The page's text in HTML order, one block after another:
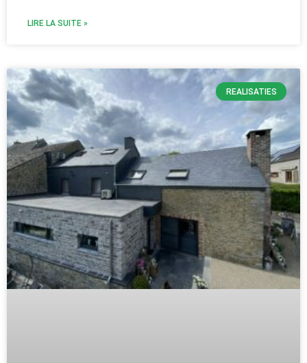
LIRE LA SUITE »
REALISATIES